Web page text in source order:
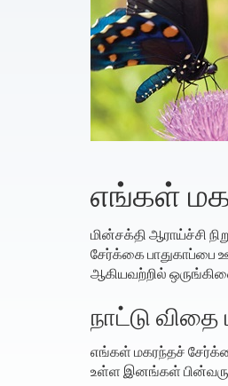
எங்கள்
மின்சக்தி ஆராய்ச்சி
சேர்க்கை பாதுகாப்பை
ஆகியவற்றில்
நாட்டு
எங்கள் மகரந்தச்
உள்ள இனங்கள்